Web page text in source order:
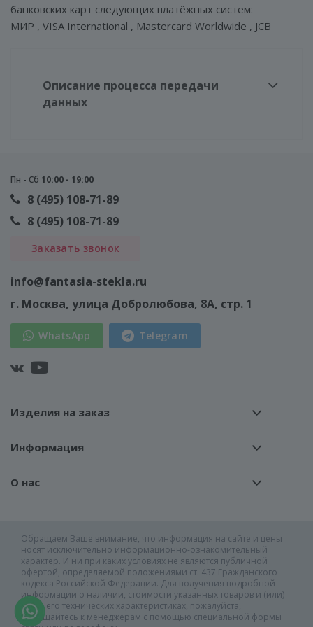
банковских карт следующих платёжных систем:
МИР , VISA International , Mastercard Worldwide , JCB
Описание процесса передачи
данных
Пн - Сб 10:00 - 19:00
8 (495) 108-71-89
8 (495) 108-71-89
Заказать звонок
info@fantasia-stekla.ru
г. Москва, улица Добролюбова, 8А, стр. 1
WhatsApp Telegram
Изделия на заказ
Информация
О нас
Обращаем Ваше внимание, что информация на сайте и цены
носят исключительно информационно-ознакомительный
характер. И ни при каких условиях не являются публичной
офертой, определяемой положениями ст. 437 Гражданского
кодекса Российской Федерации. Для получения подробной
информации о наличии, стоимости указанных товаров и (или)
услуг, его технических характеристиках, пожалуйста,
обращайтесь к менеджерам с помощью специальной формы